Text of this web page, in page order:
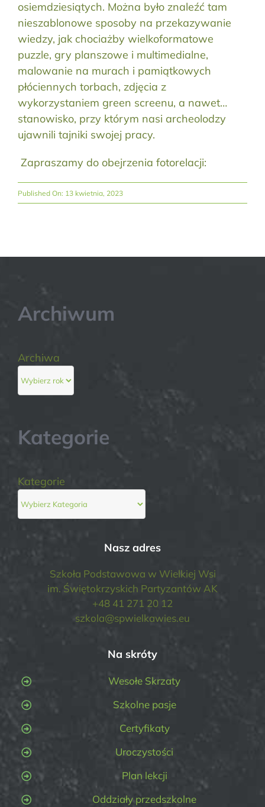
osiemdziesiątych. Można było znaleźć tam
nieszablonowe sposoby na przekazywanie
wiedzy, jak chociażby wielkoformatowe
puzzle, gry planszowe i multimedialne,
malowanie na murach i pamiątkowych
płóciennych torbach, zdjęcia z
wykorzystaniem green screenu, a nawet…
stanowisko, przy którym nasi archeolodzy
ujawnili tajniki swojej pracy.
Zapraszamy do obejrzenia fotorelacji:
Published On: 13 kwietnia, 2023
Archiwum
Archiwa
Kategorie
Kategorie
Nasz adres
Szkoła Podstawowa w Wielkiej Wsi
im. Świętokrzyskich Partyzantów AK
+48 41 271 20 12
szkola@spwielkawies.eu
Na skróty
Wesołe Skrzaty
Szkolne pasje
Certyfikaty
Uroczystości
Plan lekcji
Oddziały przedszkolne